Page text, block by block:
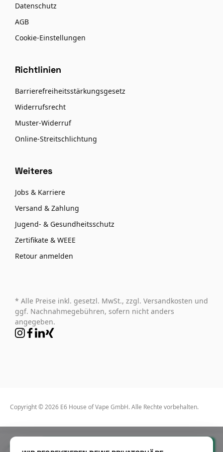
8,90 €* In den Warenkorb
Datenschutz
AGB
Cookie-Einstellungen
Richtlinien
Barrierefreiheitsstärkungsgesetz
Widerrufsrecht
Muster-Widerruf
Online-Streitschlichtung
Weiteres
Jobs & Karriere
Versand & Zahlung
Jugend- & Gesundheitsschutz
Zertifikate & WEEE
Retour anmelden
* Alle Preise inkl. gesetzl. MwSt., zzgl. Versandkosten und
ggf. Nachnahmegebühren, sofern nicht anders
angegeben.
Copyright © 2026 E6 House of Vape GmbH. Alle Rechte vorbehalten.